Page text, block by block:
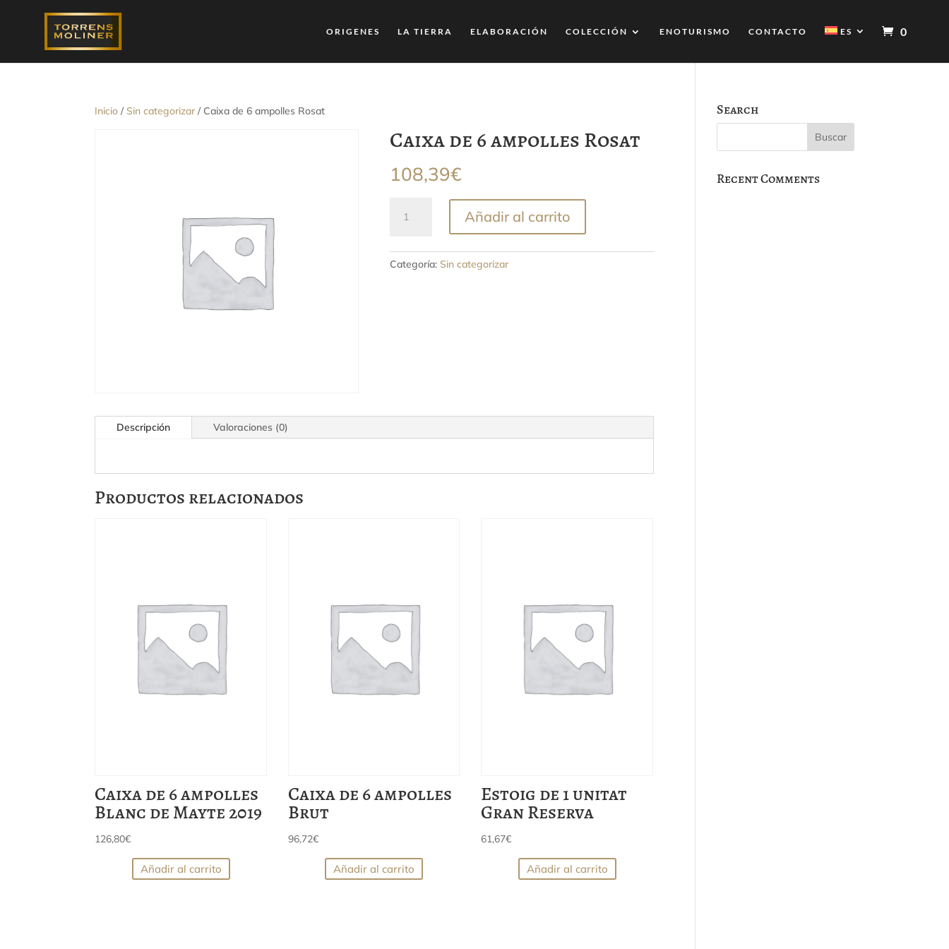
ORIGENES LA TIERRA ELABORACIÓN COLECCIÓN ENOTURISMO CONTACTO ES 0
Inicio / Sin categorizar / Caixa de 6 ampolles Rosat
Caixa de 6 ampolles Rosat
108,39€
ampolles
Rosat
Añadir al carrito
Categoría: Sin categorizar
Descripción Valoraciones (0)
Productos relacionados
Caixa de 6 ampolles
Blanc de Mayte 2019
126,80€
Añadir al carrito
Caixa de 6 ampolles
Brut
96,72€
Añadir al carrito
Estoig de 1 unitat
Gran Reserva
61,67€
Añadir al carrito
Search
Recent Comments